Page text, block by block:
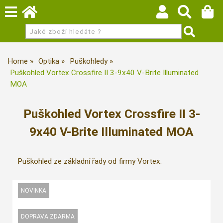
Home Optika
Puškohledy
Puškohled Vortex Crossfire II 3-9x40 V-Brite Illuminated
MOA
Puškohled Vortex Crossfire II 3-
9x40 V-Brite Illuminated MOA
Puškohled ze základní řady od firmy Vortex.